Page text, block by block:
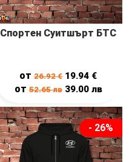
Спортен Суитшърт БТС
от26.92€ 19.94 €
от 52.65лв 39.00 лв
- 26%